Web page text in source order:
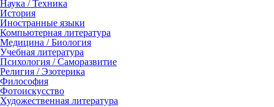
Наука / Техника
История
Иностранные языки
Компьютерная литература
Медицина / Биология
Учебная литература
Психология / Саморазвитие
Религия / Эзотерика
Философия
Фотоискусство
Художественная литература